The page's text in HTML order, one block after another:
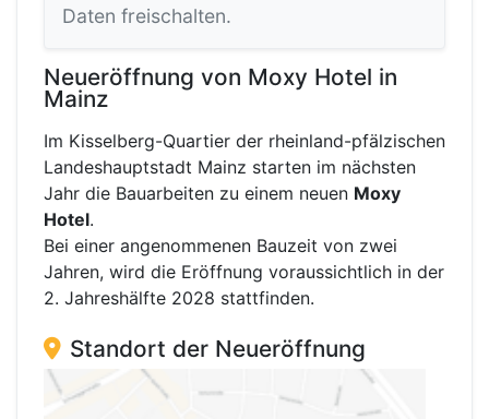
Daten freischalten.
Neueröffnung von Moxy Hotel in
Mainz
Im Kisselberg-Quartier der rheinland-pfälzischen
Landeshauptstadt Mainz starten im nächsten
Jahr die Bauarbeiten zu einem neuen Moxy
Hotel.
Bei einer angenommenen Bauzeit von zwei
Jahren, wird die Eröffnung voraussichtlich in der
2. Jahreshälfte 2028 stattfinden.
Standort der Neueröffnung